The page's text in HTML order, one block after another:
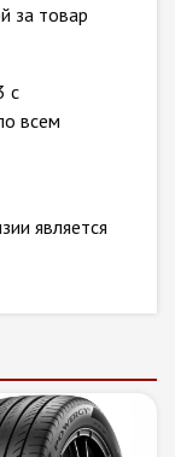
за товар
с
всем
является